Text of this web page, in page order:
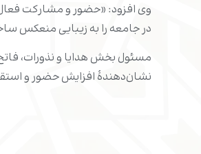
وی افزود: «حضور و مشارکت
در جامعه را به زیبایی منعکس
مسئول بخش هدایا و نذورات،
نشان‌دهندۀ افزایش حضور و